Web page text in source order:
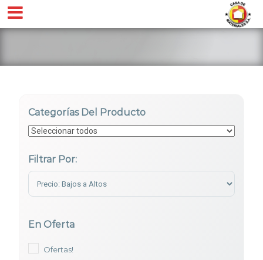
Categorías Del Producto
Filtrar Por:
En Oferta
Ofertas!